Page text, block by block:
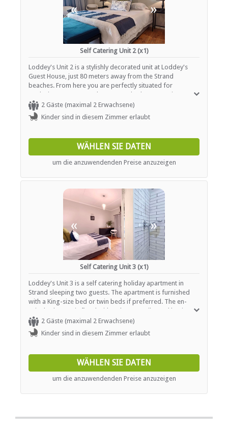
« »
Self Catering Unit 2 (x1)
Loddey's Unit 2 is a stylishly decorated unit at Loddey's
Guest House, just 80 meters away from the Strand
beaches. From here you are perfectly situated for
exploring Cape Town, the surrounds, the Cape Wine Route
and Whale watching in Hermanus. Loddey's Unit 2 is a self
catering holiday unit sleeping two guests in a King-size
bed or twin beds if preferred. The en-suite bathroom has
a hot plate, fridge / freezer, microwave cutlery and tea /
coffee making facilities. There is a sitting area with a TV
with DStv / satellite channels and Wi-Fi as well as a dining
table where you can enjoy your meals. Outside there is a
private patio with a built in braai and a table and chairs.
2 Gäste (maximal 2 Erwachsene)
Kinder sind in diesem Zimmer erlaubt
WÄHLEN SIE DATEN
um die anzuwendenden Preise anzuzeigen
« »
Self Catering Unit 3 (x1)
Loddey's Unit 3 is a self catering holiday apartment in
Strand sleeping two guests. The apartment is furnished
with a King-size bed or twin beds if preferred. The en-
suite bathroom is fitted with a shower, toilet and basin.
There is a sitting area with a TV with DStv / satellite
channels and Wi-Fi as well as a dining table where you can
enjoy your meals. This unit is equipped with a kitchenette
tea / coffee making facilities. Outside there is a private
patio with a built in braai and a table and chairs.
2 Gäste (maximal 2 Erwachsene)
Kinder sind in diesem Zimmer erlaubt
WÄHLEN SIE DATEN
um die anzuwendenden Preise anzuzeigen